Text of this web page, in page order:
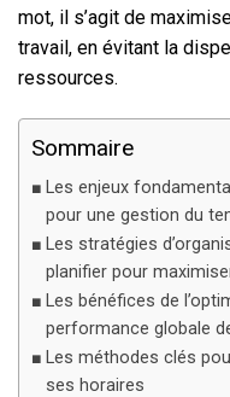
mot, il s’agit de
travail, en évitant la
ressources.
Sommaire
Les enjeux
pour une gestion du
Les stratégies
planifier pour
Les bénéfices de
performance globale
Les méthodes clés
ses horaires